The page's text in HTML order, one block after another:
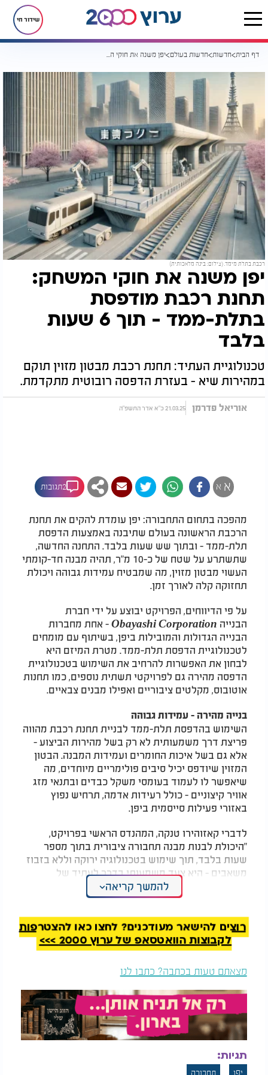
שידור חי
דף הבית חדשות חדשות בעולם יפן משנה את חוקי המשחק: תחנת רכבת מודפסת בתלת-ממד - תוך 6 שעות בלבד
רכבת בתלת מימד. (צילום: בינה מלאכותית)
יפן משנה את חוקי המשחק:
תחנת רכבת מודפסת
בתלת-ממד - תוך 6 שעות
בלבד
טכנולוגיית העתיד: תחנת רכבת מבטון מזוין תוקם
במהירות שיא - בעזרת הדפסה רובוטית מתקדמת.
אוריאל פדרמן 21.03.25 כ"א אדר התשפ"ה
א א 2תגובות
מהפכה בתחום התחבורה: יפן עומדת להקים את תחנת
הרכבת הראשונה בעולם שתיבנה באמצעות הדפסת
תלת-ממד - ובתוך שש שעות בלבד. התחנה החדשה,
שתשתרע על שטח של כ-10 מ"ר, תהיה מבנה חד-קומתי
העשוי מבטון מזוין, מה שמבטיח עמידות גבוהה ויכולת
תחזוקה קלה לאורך זמן.
על פי הדיווחים, הפרויקט יבוצע על ידי חברת
הבנייה Obayashi Corporation- אחת מחברות
הבנייה הגדולות והמובילות ביפן, בשיתוף עם מומחים
לטכנולוגיית הדפסת תלת-ממד. מטרת המיזם היא
לבחון את האפשרות להרחיב את השימוש בטכנולוגיית
הדפסה מהירה גם לפרויקטי תשתית נוספים, כמו תחנות
אוטובוס, מקלטים ציבוריים ואפילו מבנים צבאיים.
בנייה מהירה - עמידות גבוהה
השימוש בהדפסת תלת-ממד לבניית תחנת רכבת מהווה
פריצת דרך משמעותית לא רק בשל מהירות הביצוע -
אלא גם בשל איכות החומרים ועמידות המבנה. הבטון
המזוין שיודפס יכיל סיבים פולימריים מיוחדים, מה
שיאפשר לו לעמוד בעומסי משקל כבדים ובתנאי מזג
אוויר קיצוניים - כולל רעידות אדמה, תרחיש נפוץ
באזורי פעילות סייסמית ביפן.
לדברי קאזוהירו טנקה, המהנדס הראשי בפרויקט,
"היכולת לבנות מבנה תחבורה ציבורית בתוך מספר
שעות בלבד, תוך שימוש בטכנולוגיה ירוקה וללא בזבוז
משאבים - היא צעד משמעותי בדרך לעתיד של
תחבורה חכמה ובת קיימא".
תהליך הבנייה יתבסס על רובוטים תעשייתיים
מתקדמים, אשר יודפסו בשטח התחנה עצמה. תערובת
הבטון המזוין תוזרק באמצעות ראשי הדפסה רובוטיים
בתנועה רציפה, על פי תבנית תלת-ממדית מתוכנתת
מראש. מערכת חיישנים תפקח על איכות החומר
והיציבות המבנית בזמן אמת, ותתקן סטיות במהלך
ההדפסה.
על פי התכנון, התחנה תכלול רציף בסיסי, אזור המתנה
קטן ומערכת מידע לנוסעים - הכול במסגרת המבנה
הקומפקטי שייבנה בתוך שעות ספורות בלבד.
להמשך קריאה
רוצים להישאר מעודכנים? לחצו כאן להצטרפות
לקבוצות הוואטסאפ של ערוץ 2000 >>>
מצאתם טעות בכתבה? כתבו לנו
תגיות:
יפן תחבורה